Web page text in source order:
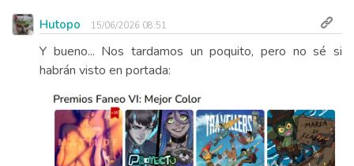
Hutopo 15/06/2026 08:51
Y bueno... Nos tardamos un poquito, pero no sé si
habrán visto en portada: